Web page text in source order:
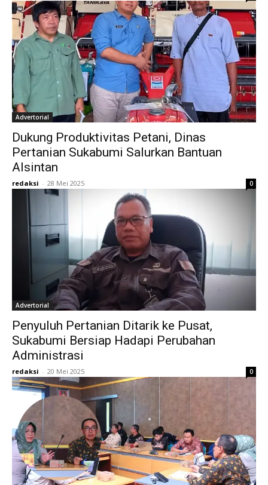
Advertorial
Dukung Produktivitas Petani, Dinas
Pertanian Sukabumi Salurkan Bantuan
Alsintan
redaksi - 28 Mei 2025 0
Advertorial
Penyuluh Pertanian Ditarik ke Pusat,
Sukabumi Bersiap Hadapi Perubahan
Administrasi
redaksi - 20 Mei 2025 0